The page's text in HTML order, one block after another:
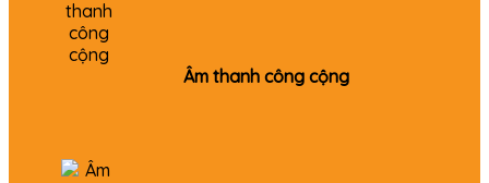
Âm thanh công cộng